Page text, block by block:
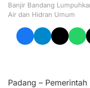
Banjir Bandang
Air dan Hidran Umum
Padang –